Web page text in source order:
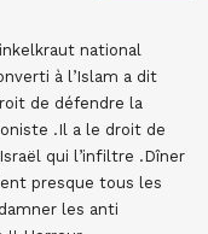
national
à l’Islam a dit
de défendre la
.Il a le droit de
qui l’infiltre .Dîner
presque tous les
les anti